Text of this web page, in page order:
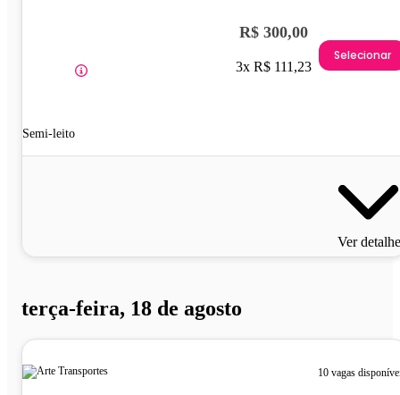
Semi-leito
R$ 300,00
3x R$ 111,23
Selecionar
Ver
terça-feira, 18 de agosto
10 vagas